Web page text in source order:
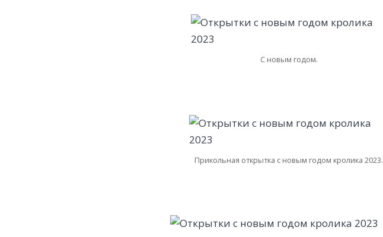
С новым годом.
Прикольная открытка с новым годом кролика 2023.